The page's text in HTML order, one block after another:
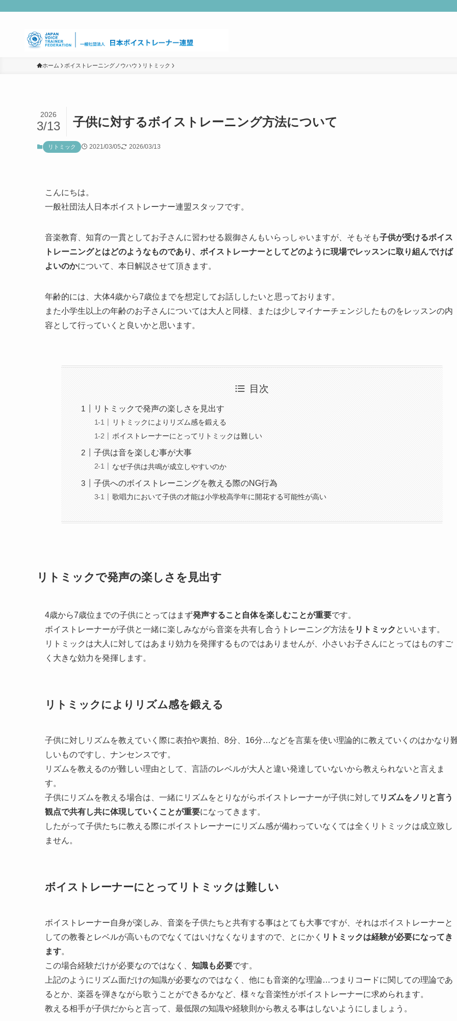
ボイストレーニングサービス
年間事業計画
お問合せ
ホーム ボイストレーニングノウハウ リトミック
子供に対するボイストレーニング方法について
2026
3/13
リトミック 2021/03/05 2026/03/13
こんにちは。
一般社団法人日本ボイストレーナー連盟スタッフです。
音楽教育、知育の一貫としてお子さんに習わせる親御さんもいらっしゃいますが、そもそも子供が受けるボイス
トレーニングとはどのようなものであり、ボイストレーナーとしてどのように現場でレッスンに取り組んでけば
よいのかについて、本日解説させて頂きます。
年齢的には、大体4歳から7歳位までを想定してお話ししたいと思っております。
また小学生以上の年齢のお子さんについては大人と同様、または少しマイナーチェンジしたものをレッスンの内
容として行っていくと良いかと思います。
目次
リトミックで発声の楽しさを見出す
リトミックによりリズム感を鍛える
ボイストレーナーにとってリトミックは難しい
子供は音を楽しむ事が大事
なぜ子供は共鳴が成立しやすいのか
子供へのボイストレーニングを教える際のNG行為
歌唱力において子供の才能は小学校高学年に開花する可能性が高い
リトミックで発声の楽しさを見出す
4歳から7歳位までの子供にとってはまず発声すること自体を楽しむことが重要です。
ボイストレーナーが子供と一緒に楽しみながら音楽を共有し合うトレーニング方法を リトミック といいます。
リトミックは大人に対してはあまり効力を発揮するものではありませんが、小さいお子さんにとってはものすご
く大きな効力を発揮します。
リトミックによりリズム感を鍛える
子供に対しリズムを教えていく際に表拍や裏拍、8分、16分…などを言葉を使い理論的に教えていくのはかなり
しいものですし、ナンセンスです。
リズムを教えるのが難しい理由として、言語のレベルが大人と違い発達していないから教えられないと言えま
す。
子供にリズムを教える場合は、一緒にリズムをとりながらボイストレーナーが子供に対して リズムをノリと言う
観点で共有し共に体現していくことが重要になってきます。
したがって子供たちに教える際にボイストレーナーにリズム感が備わっていなくては全くリトミックは成立致し
ません。
ボイストレーナーにとってリトミックは難しい
ボイストレーナー自身が楽しみ、音楽を子供たちと共有する事はとても大事ですが、それはボイストレーナーと
しての教養とレベルが高いものでなくてはいけなくなりますので、とにかく リトミックは経験が必要になってき
ます。
この場合経験だけが必要なのではなく、 知識も必要です。
上記のようにリズム面だけの知識が必要なのではなく、他にも音楽的な理論…つまりコードに関しての理論であ
るとか、楽器を弾きながら歌うことができるかなど、様々な音楽性がボイストレーナーに求められます。
教える相手が子供だからと言って、最低限の知識や経験則から教える事はしないようにしましょう。